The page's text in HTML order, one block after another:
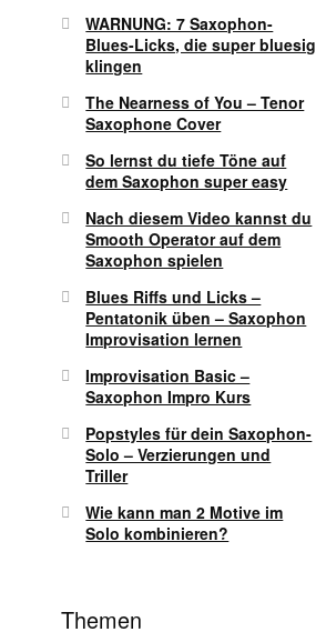
WARNUNG: 7 Saxophon-
Blues-Licks, die super bluesig
klingen
The Nearness of You – Tenor
Saxophone Cover
So lernst du tiefe Töne auf
dem Saxophon super easy
Nach diesem Video kannst du
Smooth Operator auf dem
Saxophon spielen
Blues Riffs und Licks –
Pentatonik üben – Saxophon
Improvisation lernen
Improvisation Basic –
Saxophon Impro Kurs
Popstyles für dein Saxophon-
Solo – Verzierungen und
Triller
Wie kann man 2 Motive im
Solo kombinieren?
Themen